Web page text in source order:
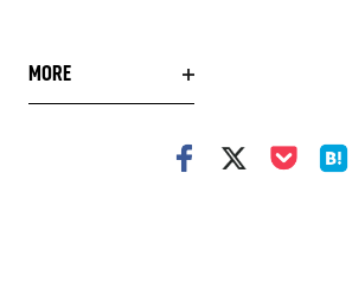
MORE